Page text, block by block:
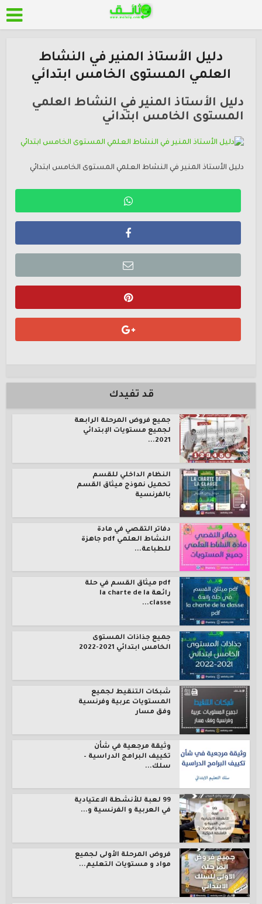
دليل الأستاذ المنير في النشاط
العلمي المستوى الخامس ابتدائي
دليل الأستاذ المنير في النشاط العلمي
المستوى الخامس ابتدائي
دليل الأستاذ المنير في النشاط العلمي المستوى الخامس ابتدائي
قد تفيدك
جميع فروض المرحلة الرابعة
لجميع مستويات الإبتدائي
2021...
النظام الداخلي للقسم
تحميل نموذج ميثاق القسم
بالفرنسية
دفاتر التقصي في مادة
النشاط العلمي pdf جاهزة
للطباعة...
pdf ميثاق القسم في حلة
رائعة la charte de la
classe...
جميع جذاذات المستوى
الخامس ابتدائي 2021-2022
شبكات التنقيط لجميع
المستويات عربية وفرنسية
وفق مسار
وثيقة مرجعية في شأن
تكييف البرامج الدراسية –
سلك...
99 لعبة للأنشطة الاعتيادية
في العربية و الفرنسية و...
فروض المرحلة الأولى لجميع
مواد و مستويات التعليم...